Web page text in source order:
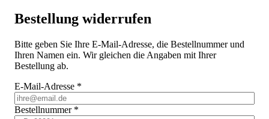
Bestellung widerrufen
Bitte geben Sie Ihre E-Mail-Adresse, die Bestellnummer und
Ihren Namen ein. Wir gleichen die Angaben mit Ihrer
Bestellung ab.
E-Mail-Adresse *
Bestellnummer *